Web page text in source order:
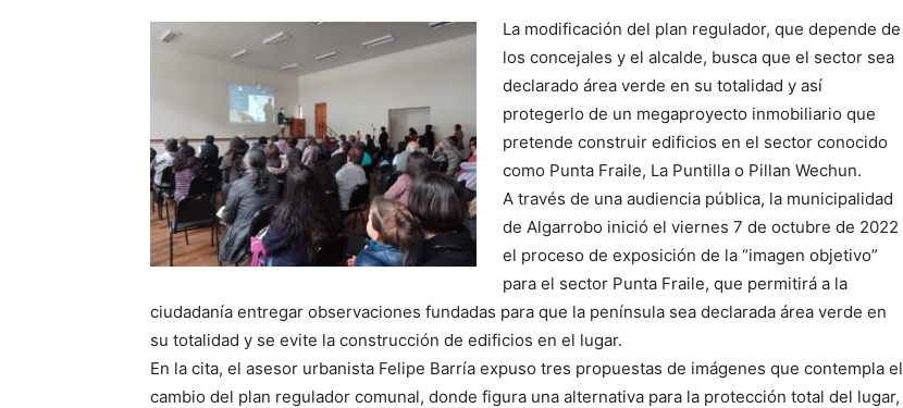
La modificación del plan regulador, que depende de
los concejales y el alcalde, busca que el sector sea
declarado área verde en su totalidad y así
protegerlo de un megaproyecto inmobiliario que
pretende construir edificios en el sector conocido
como Punta Fraile, La Puntilla o Pillan Wechun.
A través de una audiencia pública, la municipalidad
de Algarrobo inició el viernes 7 de octubre de 2022
el proceso de exposición de la “imagen objetivo”
para el sector Punta Fraile, que permitirá a la
ciudadanía entregar observaciones fundadas para que la península sea declarada área verde en
su totalidad y se evite la construcción de edificios en el lugar.
En la cita, el asesor urbanista Felipe Barría expuso tres propuestas de imágenes que contempla el
cambio del plan regulador comunal, donde figura una alternativa para la protección total del lugar,